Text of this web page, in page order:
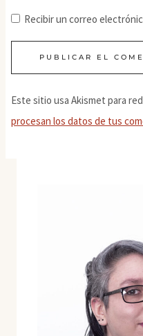
Recibir un correo
Este sitio usa Akismet para
procesan los datos de tus